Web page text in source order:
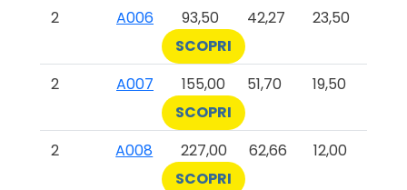
2
A006 93,50 42,27
23,50
SCOPRI
2
A007 155,00 51,70
19,50
SCOPRI
2
A008 227,00 62,66
12,00
SCOPRI